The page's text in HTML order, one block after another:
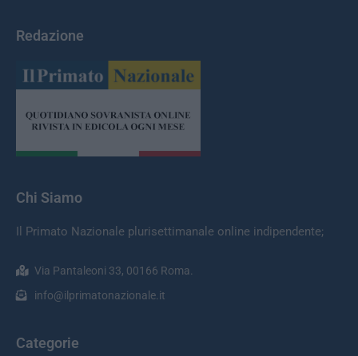
Redazione
Chi Siamo
Il Primato Nazionale plurisettimanale online indipendente;
Via Pantaleoni 33, 00166 Roma.
info@ilprimatonazionale.it
Categorie